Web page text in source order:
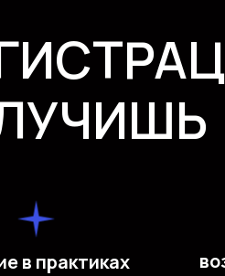
в практиках